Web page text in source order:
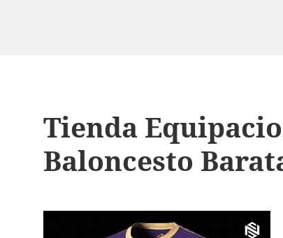
Tienda
Baloncesto